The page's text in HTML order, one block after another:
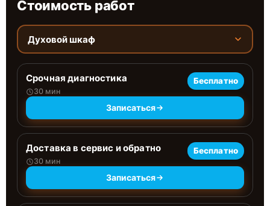
Стоимость работ
Духовой шкаф
Срочная диагностика
30 мин
Бесплатно
Записаться
Доставка в сервис и обратно
30 мин
Бесплатно
Записаться